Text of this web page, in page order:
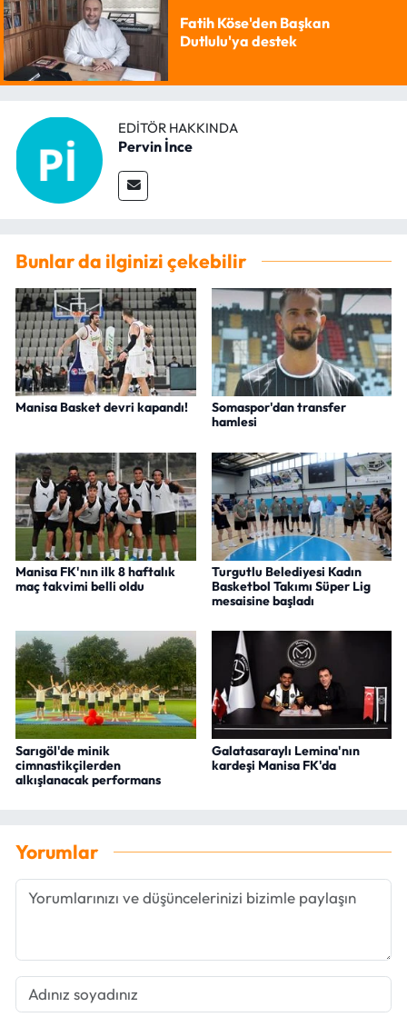
Fatih Köse'den Başkan
Dutlulu'ya destek
EDITÖR HAKKINDA
Pervin İnce
Bunlar da ilginizi çekebilir
Manisa Basket devri kapandı!
Somaspor'dan transfer
hamlesi
Manisa FK'nın ilk 8 haftalık
maç takvimi belli oldu
Turgutlu Belediyesi Kadın
Basketbol Takımı Süper Lig
mesaisine başladı
Sarıgöl'de minik
cimnastikçilerden
alkışlanacak performans
Galatasaraylı Lemina'nın
kardeşi Manisa FK'da
Yorumlar